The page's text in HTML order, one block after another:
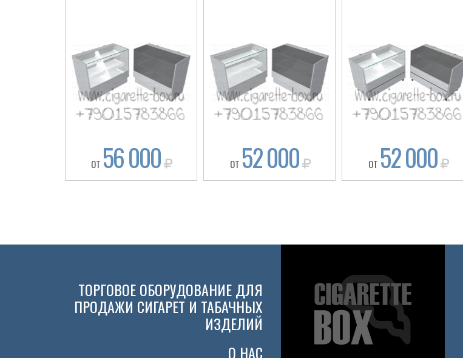
ОТ 56 000 ОТ 52 000 ОТ 52 000
ТОРГОВОЕ ОБОРУДОВАНИЕ ДЛЯ
ПРОДАЖИ СИГАРЕТ И ТАБАЧНЫХ
ИЗДЕЛИЙ
О НАС